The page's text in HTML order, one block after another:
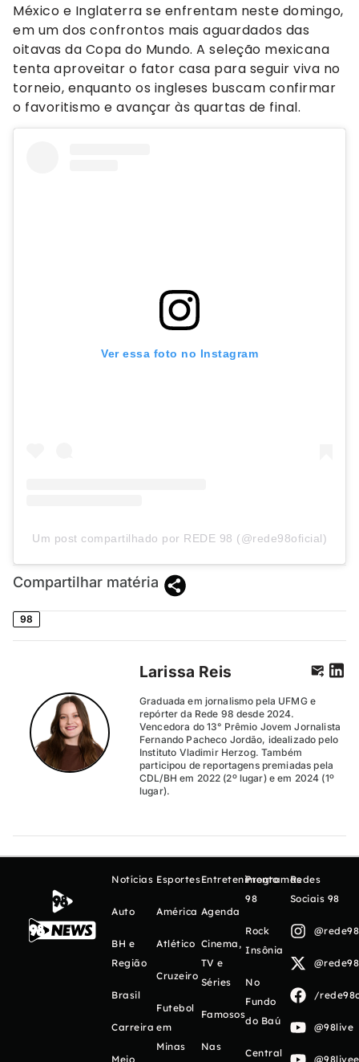
México e Inglaterra se enfrentam neste domingo,
em um dos confrontos mais aguardados das
oitavas da Copa do Mundo. A seleção mexicana
tenta aproveitar o fator casa para seguir viva no
torneio, enquanto os ingleses buscam confirmar
o favoritismo e avançar às quartas de final.
Ver essa foto no Instagram
Um post compartilhado por REDE 98 (@rede98oficial)
Compartilhar matéria
98
Larissa Reis
Graduada em jornalismo pela UFMG e
repórter da Rede 98 desde 2024.
Vencedora do 13° Prêmio Jovem Jornalista
Fernando Pacheco Jordão, idealizado pelo
Instituto Vladimir Herzog. Também
participou de reportagens premiadas pela
CDL/BH em 2022 (2º lugar) e em 2024 (1º
lugar).
Notícias
Auto
BH e
Região
Brasil
Carreira
Meio
Esportes
América
Atlético
Cruzeiro
Futebol
em
Minas
Entretenimento
Agenda
Cinema,
TV e
Séries
Famosos
Nas
Programas
98
Rock
Insônia
No
Fundo
do Baú
Central
Redes
Sociais 98
/
@98live